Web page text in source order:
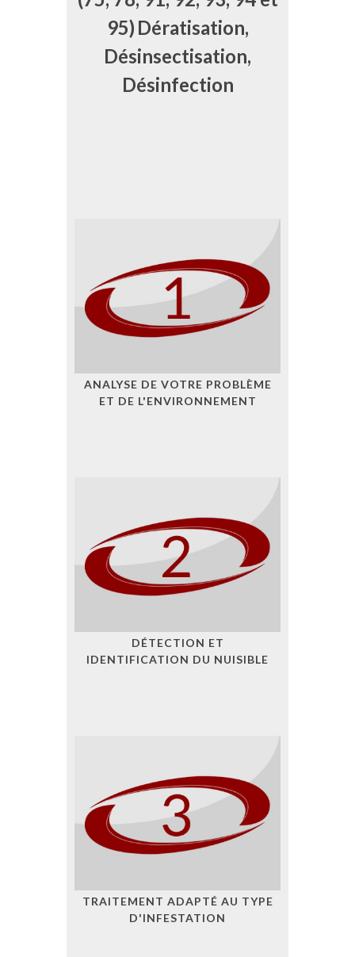
95) Dératisation,
Désinsectisation,
Désinfection
ANALYSE DE VOTRE PROBLÈME
ET DE L'ENVIRONNEMENT
DÉTECTION ET
IDENTIFICATION DU NUISIBLE
TRAITEMENT ADAPTÉ AU TYPE
D'INFESTATION